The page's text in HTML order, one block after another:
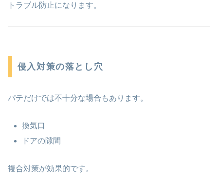
トラブル防止になります。
侵入対策の落とし穴
パテだけでは不十分な場合もあります。
換気口
ドアの隙間
複合対策が効果的です。